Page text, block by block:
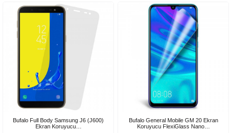
Bufalo Full Body Samsung J6 (J600)
Ekran Koruyucu…
Bufalo General Mobile GM 20 Ekran
Koruyucu FlexiGlass Nano…